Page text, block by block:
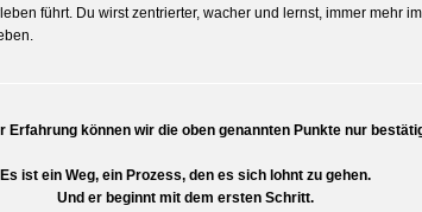
führt. Du wirst zentrierter, wacher und lernst, immer mehr
Erfahrung können wir die oben genannten Punkte nur
Es ist ein Weg, ein Prozess, den es sich lohnt zu gehen.
Und er beginnt mit dem ersten Schritt.